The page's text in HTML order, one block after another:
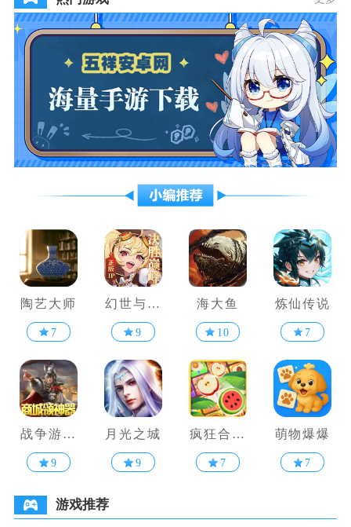
陶艺大师
7
幻世与冒
险
9
海大鱼
10
炼仙传说
7
战争游戏
全面冲突
9
月光之城
9
疯狂合水
果
7
萌物爆爆
7
游戏推荐